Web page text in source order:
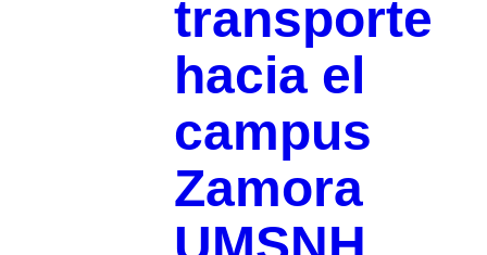
transporte
hacia el
campus
Zamora